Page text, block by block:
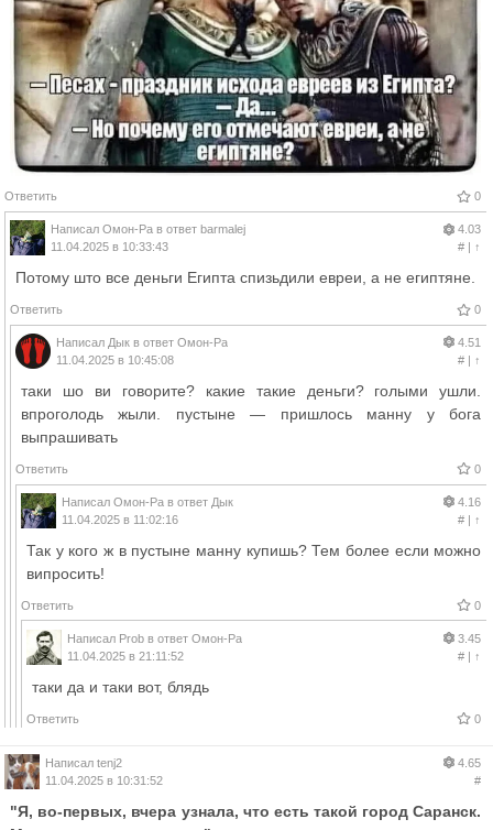
Ответить 0
Написал Омон-Ра в ответ barmalej
11.04.2025 в 10:33:43
4.03
#| ↑
Потому што все деньги Египта спизьдили евреи, а не египтяне.
Ответить 0
Написал Дык в ответ Омон-Ра
11.04.2025 в 10:45:08
4.51
#| ↑
таки шо ви говорите? какие такие деньги? голыми ушли.
впроголодь жыли. пустыне — пришлось манну у бога
выпрашивать
Ответить 0
Написал Омон-Ра в ответ Дык
11.04.2025 в 11:02:16
4.16
#| ↑
Так у кого ж в пустыне манну купишь? Тем более если можно
випросить!
Ответить 0
Написал Prob в ответ Омон-Ра
11.04.2025 в 21:11:52
3.45
#| ↑
таки да и таки вот, блядь
Ответить 0
Написал tenj2
11.04.2025 в 10:31:52
4.65
#
"Я, во-первых, вчера узнала, что есть такой город Саранск.